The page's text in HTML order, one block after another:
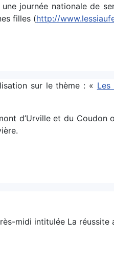
journée nationale de
filles (http://
sur le thème : « Les
d’Urville et du
midi intitulée La